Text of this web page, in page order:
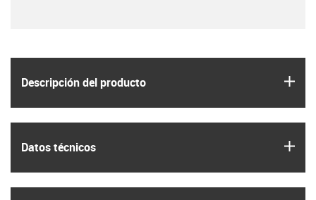
Descripción del producto
Datos técnicos